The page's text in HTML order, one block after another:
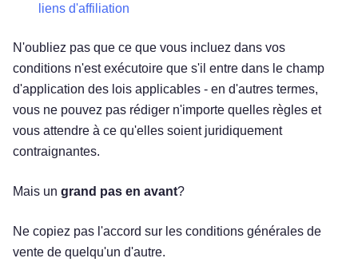
liens d'affiliation
N'oubliez pas que ce que vous incluez dans vos
conditions n'est exécutoire que s'il entre dans le champ
d'application des lois applicables - en d'autres termes,
vous ne pouvez pas rédiger n'importe quelles règles et
vous attendre à ce qu'elles soient juridiquement
contraignantes.
Mais un grand pas en avant?
Ne copiez pas l'accord sur les conditions générales de
vente de quelqu'un d'autre.